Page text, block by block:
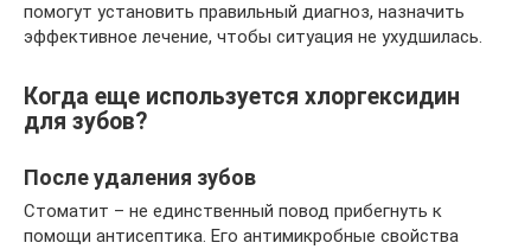
помогут установить правильный диагноз, назначить
эффективное лечение, чтобы ситуация не ухудшилась.
Когда еще используется хлоргексидин
для зубов?
После удаления зубов
Стоматит – не единственный повод прибегнуть к
помощи антисептика. Его антимикробные свойства